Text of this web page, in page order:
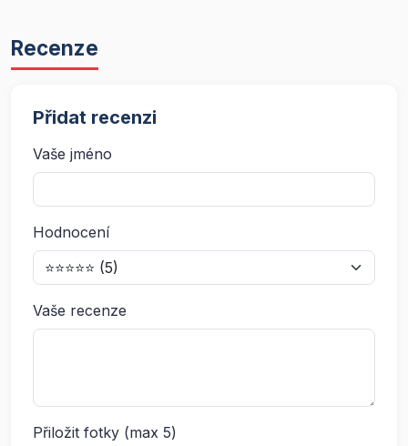
Recenze
Přidat recenzi
Vaše jméno
Hodnocení
Vaše recenze
Přiložit fotky (max 5)